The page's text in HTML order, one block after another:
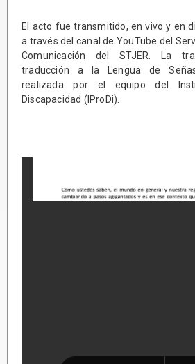
El acto fue transmitido, en vivo y en
a través del canal de YouTube del
Comunicación del STJER. La
traducción a la Lengua de
realizada por el equipo del
Discapacidad (IProDi).